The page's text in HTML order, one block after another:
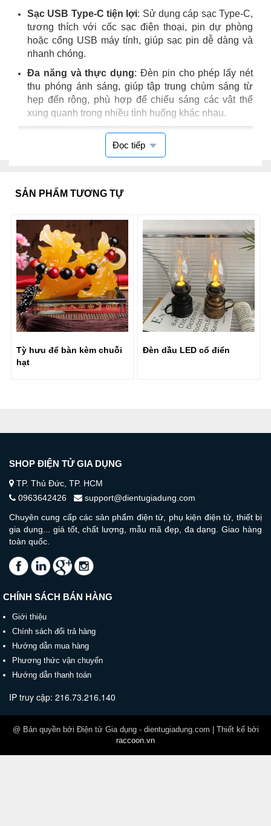
Sạc USB Type-C tiện lợi: Sử dụng cáp sạc Type-C,
tương thích với cốc sạc điện thoại, pin dự phòng
hoặc cổng USB máy tính, giúp sạc pin dễ dàng và
nhanh chóng.
Đa năng và thực dụng: Đèn pin cho phép lấy nét
thu phóng ánh sáng, giúp tập trung chùm sáng từ
hẹp đến rộng, phù hợp để chiếu sáng các vật thể
xung quanh trong nhiều tình huống khác nhau.
Đọc tiếp
SẢN PHẨM TƯƠNG TỰ
Tỳ hưu để bàn kèm chuỗi
hạt
Đèn dầu LED cổ điển
SHOP ĐIỆN TỬ GIA DỤNG
TP. Thủ Đức, TP. HCM
0963642426
support@dientugiadung.com
Chuyên cung cấp các sản phẩm điện tử, phụ kiện điện tử, thiết bị
gia dụng... giá tốt, chất lượng, mẫu mã đẹp, đa dạng. Giao hàng
toàn quốc.
CHÍNH SÁCH BÁN HÀNG
Giới thiệu
Chính sách đổi trả hàng
Hướng dẫn mua hàng
Phương thức vận chuyển
Hướng dẫn thanh toán
IP truy cập: 216.73.216.140
@ Bản quyền bởi Điện tử Gia dụng - dientugiadung.com | Thiết kế bởi
raccoon.vn